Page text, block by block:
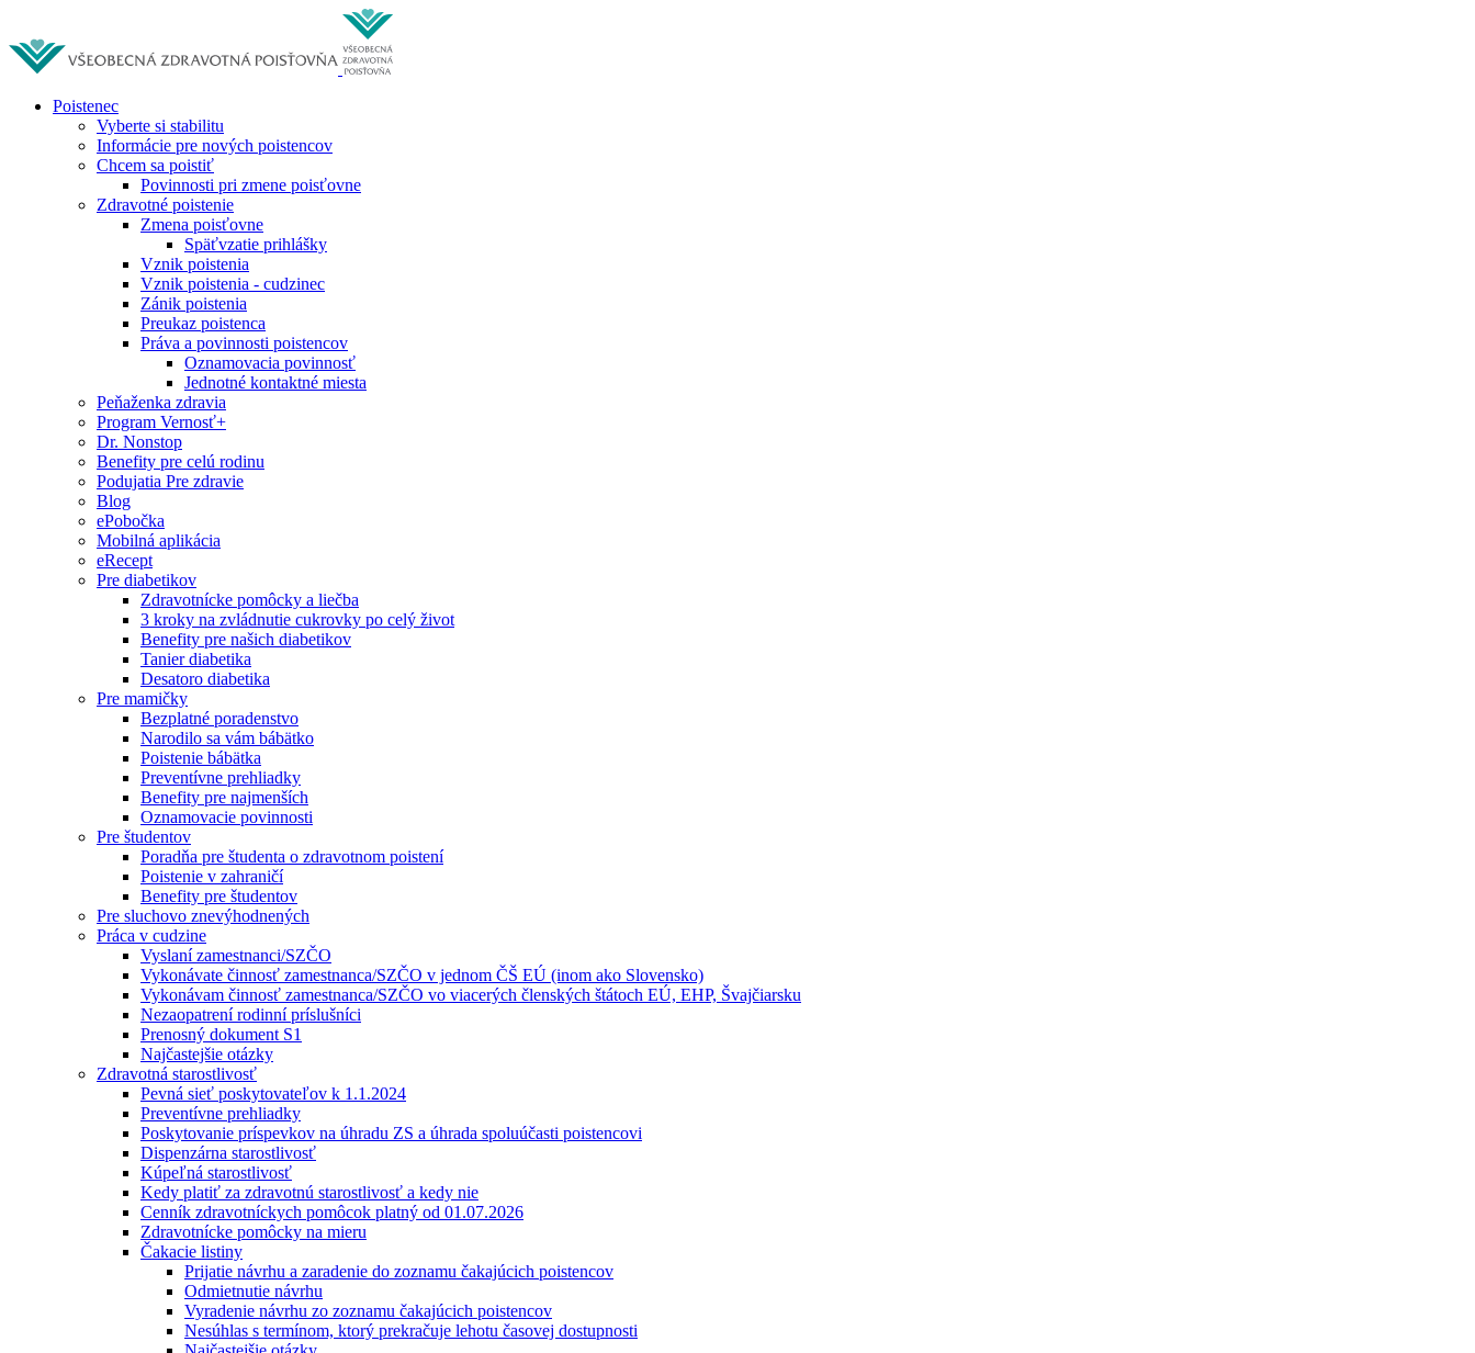
Poistenec
Vyberte si stabilitu
Informácie pre nových poistencov
Chcem sa poistiť
Povinnosti pri zmene poisťovne
Zdravotné poistenie
Zmena poisťovne
Späťvzatie prihlášky
Vznik poistenia
Vznik poistenia - cudzinec
Zánik poistenia
Preukaz poistenca
Práva a povinnosti poistencov
Oznamovacia povinnosť
Jednotné kontaktné miesta
Peňaženka zdravia
Program Vernosť+
Dr. Nonstop
Benefity pre celú rodinu
Podujatia Pre zdravie
Blog
ePobočka
Mobilná aplikácia
eRecept
Pre diabetikov
Zdravotnícke pomôcky a liečba
3 kroky na zvládnutie cukrovky po celý život
Benefity pre našich diabetikov
Tanier diabetika
Desatoro diabetika
Pre mamičky
Bezplatné poradenstvo
Narodilo sa vám bábätko
Poistenie bábätka
Preventívne prehliadky
Benefity pre najmenších
Oznamovacie povinnosti
Pre študentov
Poradňa pre študenta o zdravotnom poistení
Poistenie v zahraničí
Benefity pre študentov
Pre sluchovo znevýhodnených
Práca v cudzine
Vyslaní zamestnanci/SZČO
Vykonávate činnosť zamestnanca/SZČO v jednom ČŠ EÚ (inom ako Slovensko)
Vykonávam činnosť zamestnanca/SZČO vo viacerých členských štátoch EÚ, EHP, Švajčiarsku
Nezaopatrení rodinní príslušníci
Prenosný dokument S1
Najčastejšie otázky
Zdravotná starostlivosť
Pevná sieť poskytovateľov k 1.1.2024
Preventívne prehliadky
Poskytovanie príspevkov na úhradu ZS a úhrada spoluúčasti poistencovi
Dispenzárna starostlivosť
Kúpeľná starostlivosť
Kedy platiť za zdravotnú starostlivosť a kedy nie
Cenník zdravotníckych pomôcok platný od 01.07.2026
Zdravotnícke pomôcky na mieru
Čakacie listiny
Prijatie návrhu a zaradenie do zoznamu čakajúcich poistencov
Odmietnutie návrhu
Vyradenie návrhu zo zoznamu čakajúcich poistencov
Nesúhlas s termínom, ktorý prekračuje lehotu časovej dostupnosti